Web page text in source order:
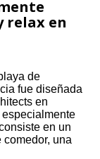
relax en
de
fue diseñada
en
en un
una